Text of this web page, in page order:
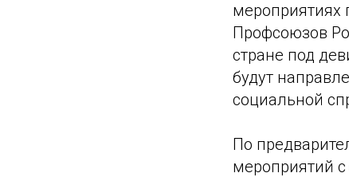
мероприятиях
Профсоюзов
стране под
будут
социальной
По
мероприятий